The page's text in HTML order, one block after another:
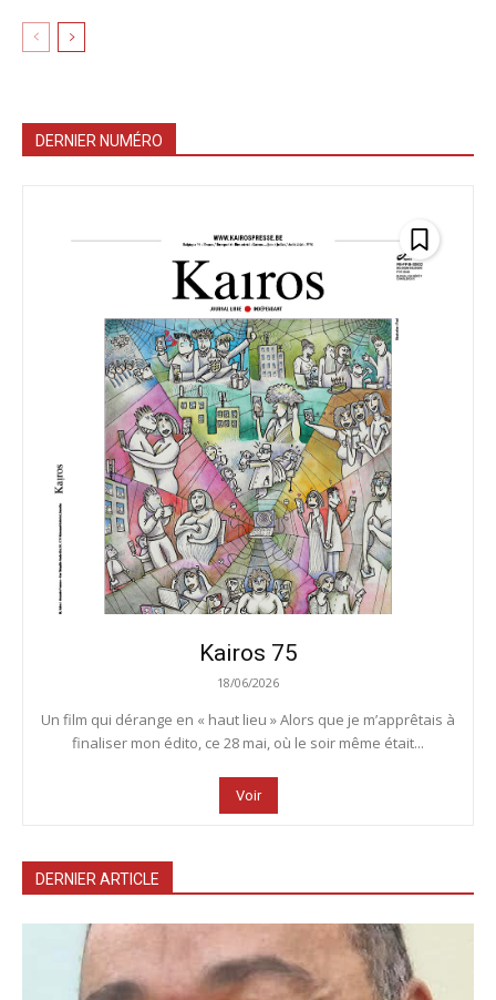
DERNIER NUMÉRO
Kairos 75
18/06/2026
Un film qui dérange en « haut lieu » Alors que je m’apprêtais à
finaliser mon édito, ce 28 mai, où le soir même était...
Voir
DERNIER ARTICLE